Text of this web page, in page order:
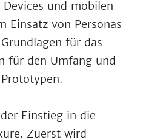
und mobilen
Einsatz von Personas
für das
für den Umfang und
Einstieg in die
Zuerst wird